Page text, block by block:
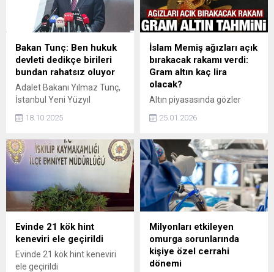
sektörün öne çıkan figürleri
arasında yer alıyor.
Türkiye’nin birçok şehrinde
düzenlenen yüzlerce
konserin arkasındaki isim
olan Yıldırım, özellikle
organizasyonu alanına
kattığı değerle dikkat
çekiyor. Aksaray’da Doğdu,
Yarınki toplantıda MİT
Başkanı Kalın sunum
yapacak.
Bakan Tunç: Ben hukuk
devleti dedikçe birileri
bundan rahatsız oluyor
Adalet Bakanı Yılmaz Tunç,
İstanbul Yeni Yüzyıl
Akademik Yılı Açılış
konuşan Bakan Tunç Adalet
devletin temelidir. Adalet
Hazreti Mevlana'nın
deyimiyle her şeyi yerli
yerine koymaktır. Tabii ben
hukuk devleti dedikçe birileri
bundan rahatsız oluyor.
Neden rahatsız oluyorlar?
Çünkü hukuk devletinden
rahatsız olduklarını...
18.10.2025
İslam Memiş ağızları açık
bırakacak rakamı verdi:
Gram altın kaç lira
olacak?
Altın piyasasında gözler
İslam Memiş, gram altında 8
olmadığını söyleyip beş
haneli rakamları işaret etti.
Memiş ayrıca, ev, araba
alacaklar için de dikkat
çeken bir uyarıda bulundu.
25.01.2026
Evinde 21 kök hint
keneviri ele geçirildi
Evinde 21 kök hint keneviri
ele geçirildi
Milyonları etkileyen
omurga sorunlarında
kişiye özel cerrahi
dönemi